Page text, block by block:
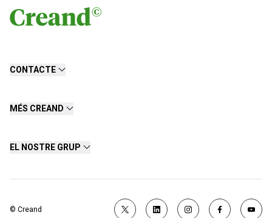
CONTACTE
MÉS CREAND
EL NOSTRE GRUP
© Creand